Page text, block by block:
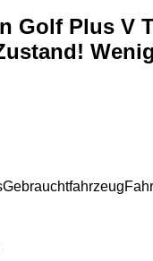
Golf Plus V
Gebrauchtfahrzeug